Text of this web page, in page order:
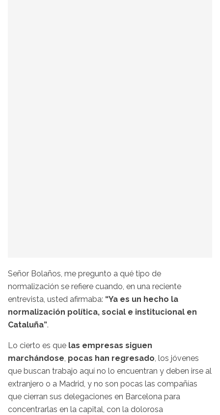
Señor Bolaños, me pregunto a qué tipo de
normalización se refiere cuando, en una reciente
entrevista, usted afirmaba: “Ya es un hecho la
normalización política, social e institucional en
Cataluña”.
Lo cierto es que las empresas siguen
marchándose, pocas han regresado, los jóvenes
que buscan trabajo aquí no lo encuentran y deben irse al
extranjero o a Madrid, y no son pocas las compañías
que cierran sus delegaciones en Barcelona para
concentrarlas en la capital, con la dolorosa